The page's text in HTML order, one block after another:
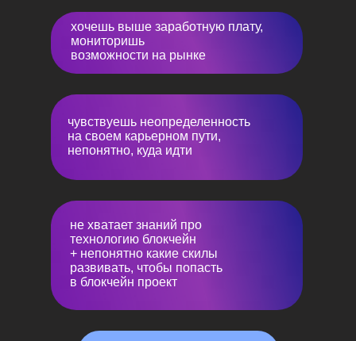
хочешь выше заработную плату,
мониторишь
возможности на рынке
чувствуешь неопределенность
на своем карьерном пути,
непонятно, куда идти
не хватает знаний про
технологию блокчейн
+ непонятно какие скилы
развивать, чтобы попасть
в блокчейн проект
Познакомимся со средой разработки.
Напишем первый смарт контракт.
Узнаем необходимые инструменты.
Изучим как работает блокчейн сеть.
Юлия (карьерный консультант TopSel)
Тина (главный эксперт буктэмпа)
Результат дня:
проектов.
Показываем возможности высокой
монетизации на рынке Web3.
Разбираем ваши скилы и составляем
план начала работы в блокчейн проектах.
Осваиваем первый инструмент для
успешного старта.
Пробуем себя в профессии блокчейн
разработчика.